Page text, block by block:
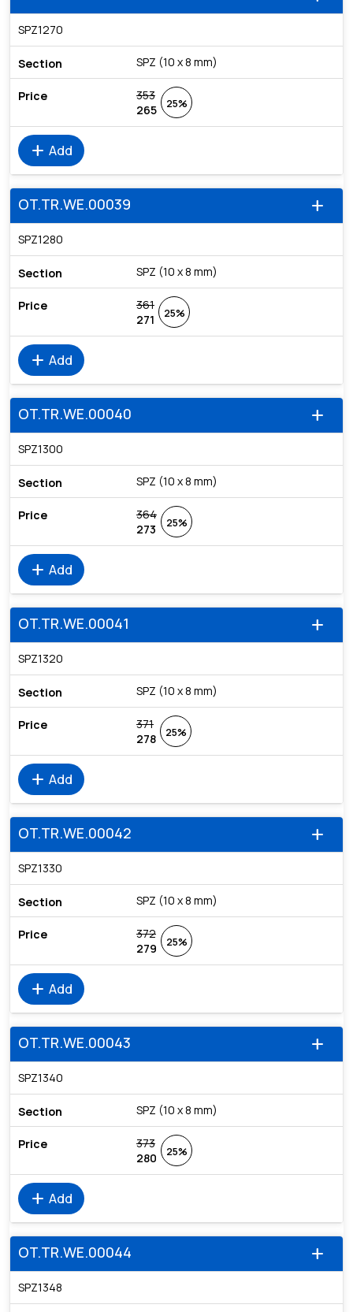
SPZ1270
SPZ (10 x 8 mm)
353
265
25%
add Add
add
OT.TR.WE.00039
SPZ1280
SPZ (10 x 8 mm)
361
271
25%
add Add
add
OT.TR.WE.00040
SPZ1300
SPZ (10 x 8 mm)
364
273
25%
add Add
add
OT.TR.WE.00041
SPZ1320
SPZ (10 x 8 mm)
371
278
25%
add Add
add
OT.TR.WE.00042
SPZ1330
SPZ (10 x 8 mm)
372
279
25%
add Add
add
OT.TR.WE.00043
SPZ1340
SPZ (10 x 8 mm)
373
280
25%
add Add
add
OT.TR.WE.00044
SPZ1348